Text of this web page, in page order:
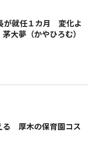
が就任１カ月 変化よ
大夢（かやひろむ）
る 厚木の保育園コス